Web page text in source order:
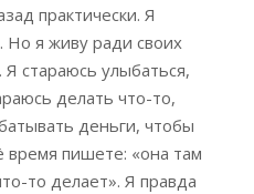
практически. Я
Но я живу ради своих
стараюсь улыбаться,
делать что-то,
деньги, чтобы
пишете: «она там
то делает». Я правда